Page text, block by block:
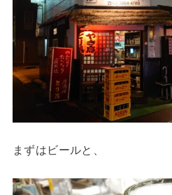
まずはビールと、